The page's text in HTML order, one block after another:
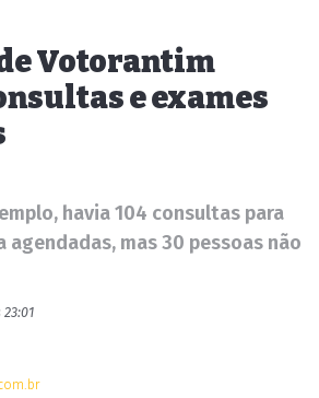
Votorantim
e exames
havia 104 consultas para
mas 30 pessoas não